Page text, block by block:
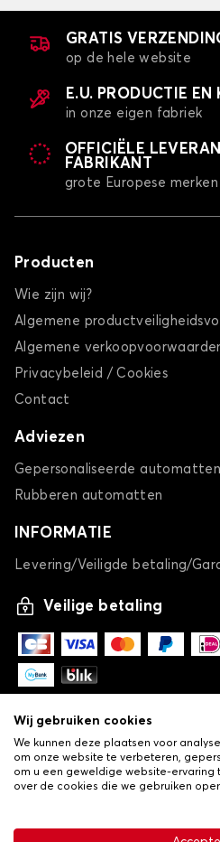
GRATIS
op de hele website
E.U. PRODUCTIE
in onze eigen fabriek
OFFICIËLE
FABRIKANT
grote Europese merken
Producten
Wie zijn wij?
Algemene
Algemene
Privacybeleid / Cookies
Contact
Adviezen
Gepersonaliseerde automatten
Rubberen automatten
INFORMATIE
Levering/Veiligde betaling/
Veilige betaling
Algemene verkoopvoorwaarden
Wij gebruiken cookies
We kunnen deze plaatsen voor
om onze website te verbeteren,
om u een geweldige website-ervaring
over de cookies die we gebruiken